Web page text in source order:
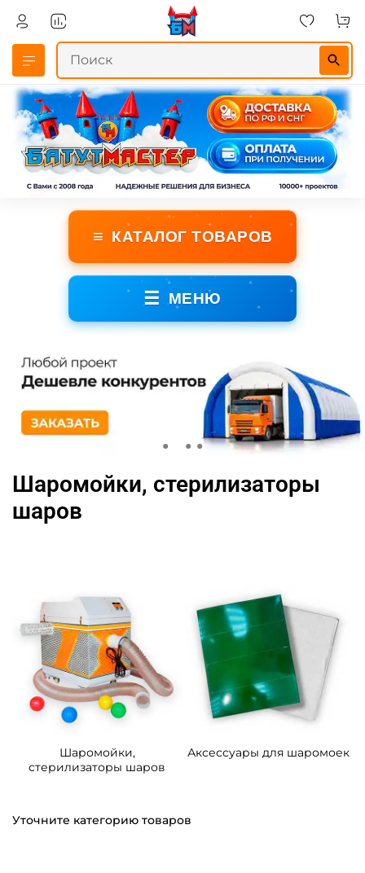
≡ КАТАЛОГ ТОВАРОВ
☰ МЕНЮ
Шаромойки, стерилизаторы
шаров
Шаромойки,
стерилизаторы шаров
Аксессуары для шаромоек
Уточните категорию товаров